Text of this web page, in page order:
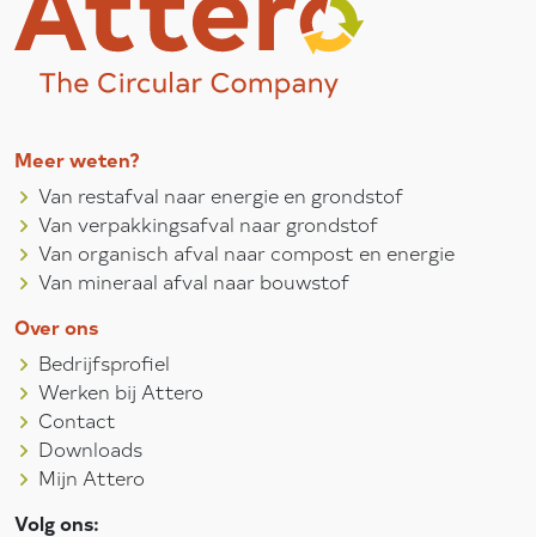
Meer weten?
Van restafval naar energie en grondstof
Van verpakkingsafval naar grondstof
Van organisch afval naar compost en energie
Van mineraal afval naar bouwstof
Over ons
Bedrijfsprofiel
Werken bij Attero
Contact
Downloads
Mijn Attero
Volg ons: